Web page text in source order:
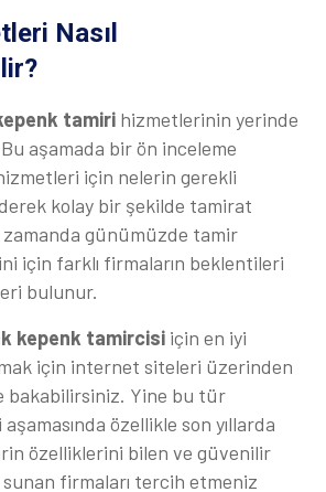
Nasıl
tamiri hizmetlerinin yerinde
aşamada bir ön inceleme
için nelerin gerekli
kolay bir şekilde tamirat
zamanda günümüzde tamir
için farklı firmaların beklentileri
bulunur.
kepenk tamircisi için en iyi
için internet siteleri üzerinden
bakabilirsiniz. Yine bu tür
özellikle son yıllarda
özelliklerini bilen ve güvenilir
firmaları tercih etmeniz